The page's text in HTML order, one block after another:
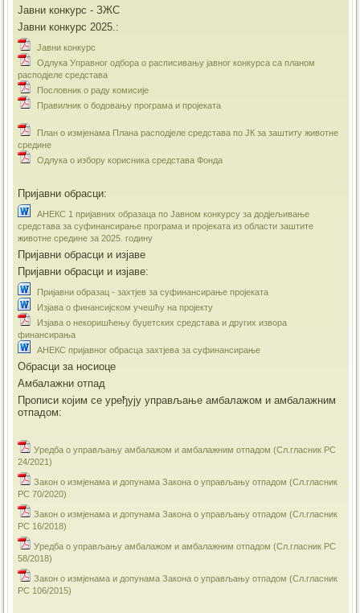
Јавни конкурс - ЗЖС
Јавни конкурс 2025.:
Jавни конкурс
Одлука Управног одбора о расписивању јавног конкурса са планом
расподјеле средстава
Пословник о раду комисије
Правилник о бодовању програма и пројеката
План о измјенама Плана расподјеле средстава по ЈК за заштиту животне
средине
Одлука о избору корисника средстава Фонда
Пријавни обрасци:
АНЕКС 1 пријавних образаца по Јавном конкурсу за додјељивање
средстава за суфинансирање програма и пројеката из области заштите
животне средине за 2025. годину
Пријавни обрасци и изјаве
Пријавни обрасци и изјаве:
Пријавни образац - захтјев за суфинансирање пројеката
Изјава о финансијском учешћу на пројекту
Изјава о некоришћењу буџетских средстава и других извора
финансирања
АНЕКС пријавног обрасца захтјева за суфинансирање
Обрасци за носиоце
Амбалажни отпад
Прописи којим се уређују управљање амбалажом и амбалажним
отпадом:
Уредба о управљању амбалажом и амбалажним отпадом (Сл.гласник РС
24/2021)
Закон о измјенама и допунама Закона о управљању отпадом (Сл.гласник
РС 70/2020)
Закон о измјенама и допунама Закона о управљању отпадом (Сл.гласник
РС 16/2018)
Уредба о управљању амбалажом и амбалажним отпадом (Сл.гласник РС
58/2018)
Закон о измјенама и допунама Закона о управљању отпадом (Сл.гласник
РС 106/2015)